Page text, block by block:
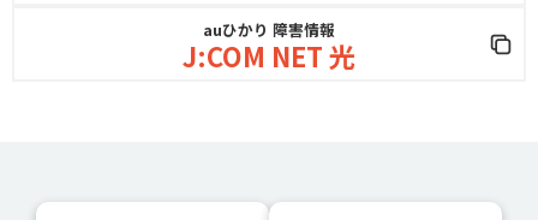
auひかり 障害情報
J:COM NET 光